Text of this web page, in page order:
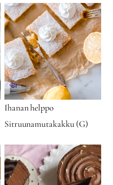
Ihanan helppo
Sitruunamutakakku (G)